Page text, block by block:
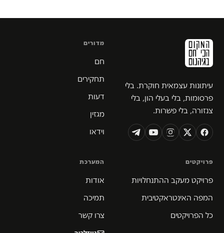
עיתונות עצמאית חוקרת. בלי
פרסומות, בלי בעלי הון, בלי
צנזורה, בלי פשרות.
מדורים
חם
תחקירים
דעות
מגזין
וידאו
פרויקטים
פרויקט מעקב ההתנחלויות
המפה האינטראקטיבית
כל הפרויקטים
המערכת
אודות
תמיכה
צרו קשר